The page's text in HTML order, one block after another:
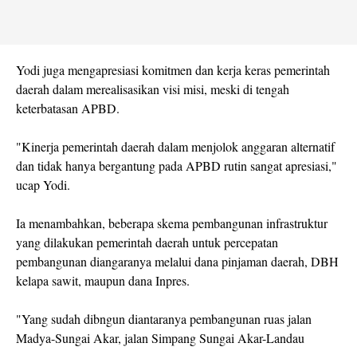
Yodi juga mengapresiasi komitmen dan kerja keras pemerintah
daerah dalam merealisasikan visi misi, meski di tengah
keterbatasan APBD.
"Kinerja pemerintah daerah dalam menjolok anggaran alternatif
dan tidak hanya bergantung pada APBD rutin sangat apresiasi,"
ucap Yodi.
Ia menambahkan, beberapa skema pembangunan infrastruktur
yang dilakukan pemerintah daerah untuk percepatan
pembangunan diangaranya melalui dana pinjaman daerah, DBH
kelapa sawit, maupun dana Inpres.
"Yang sudah dibngun diantaranya pembangunan ruas jalan
Madya-Sungai Akar, jalan Simpang Sungai Akar-Landau